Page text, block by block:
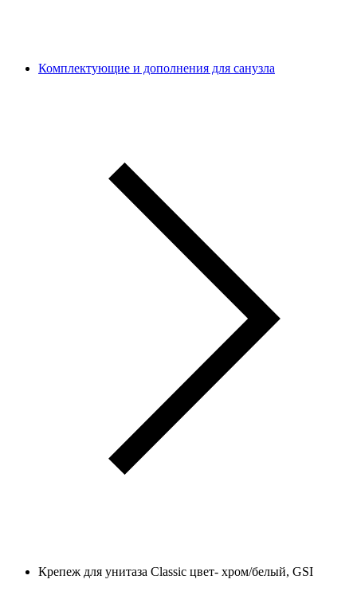
Комплектующие и дополнения для санузла
Крепеж для унитаза Classic цвет- хром/белый, GSI